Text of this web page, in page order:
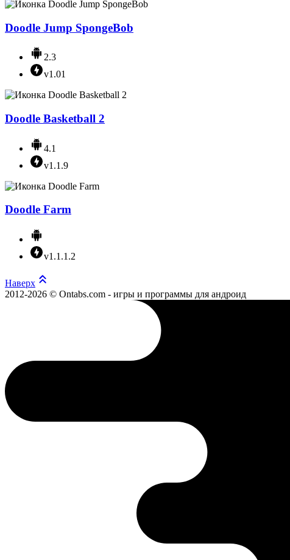
Doodle Jump SpongeBob
2.3
v1.01
Doodle Basketball 2
4.1
v1.1.9
Doodle Farm
v1.1.1.2
Наверх
2012-2026 © Ontabs.com - игры и программы для андроид